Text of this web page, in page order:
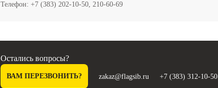
Телефон: +7 (383) 202-10-50, 210-60-69
Остались вопросы?
ВАМ ПЕРЕЗВОНИТЬ? zakaz@flagsib.ru +7 (383) 312-10-50